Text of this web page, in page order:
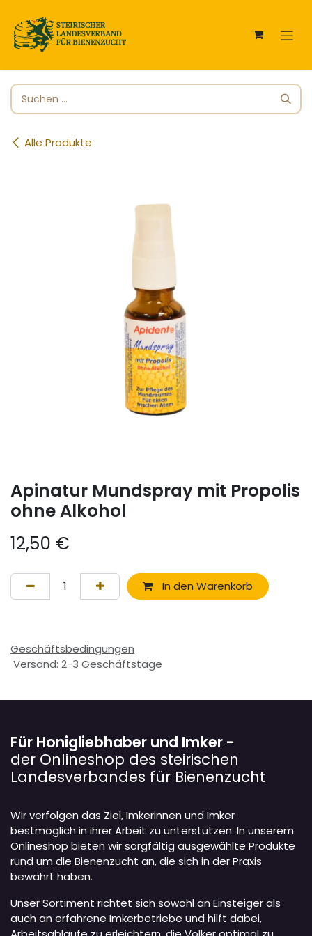
Alle Produkte
Apinatur Mundspray mit Propolis
ohne Alkohol
12,50 €
In den Warenkorb
Geschäftsbedingungen
Versand: 2-3 Geschäftstage
Für Honigliebhaber und Imker -
der Onlineshop des steirischen
Landesverbandes für Bienenzucht
Wir verfolgen das Ziel, Imkerinnen und Imker
bestmöglich in ihrer Arbeit zu unterstützen. In unserem
Onlineshop bieten wir sorgfältig ausgewählte Produkte
rund um die Bienenzucht an, die sich in der Praxis
bewährt haben.
Unser Sortiment richtet sich sowohl an Einsteiger als
auch an erfahrene Imkerbetriebe und hilft dabei,